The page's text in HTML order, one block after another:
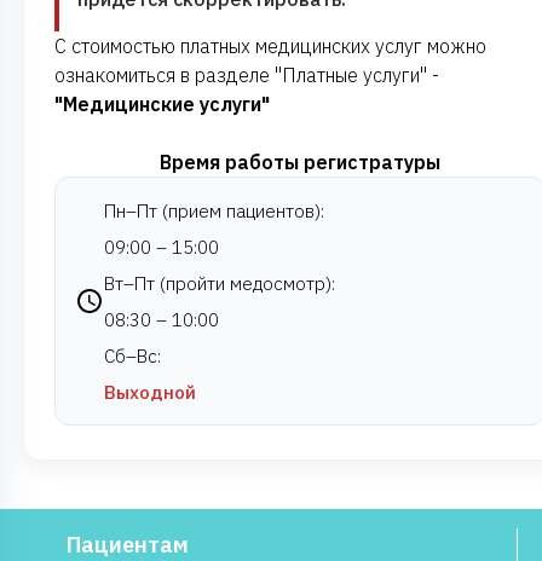
С стоимостью платных медицинских услуг можно
ознакомиться в разделе "Платные услуги" -
"Медицинские услуги"
Время работы регистратуры
Пн–Пт (прием пациентов):
09:00 – 15:00
Вт–Пт (пройти медосмотр):
08:30 – 10:00
Сб–Вс:
Выходной
Пациентам